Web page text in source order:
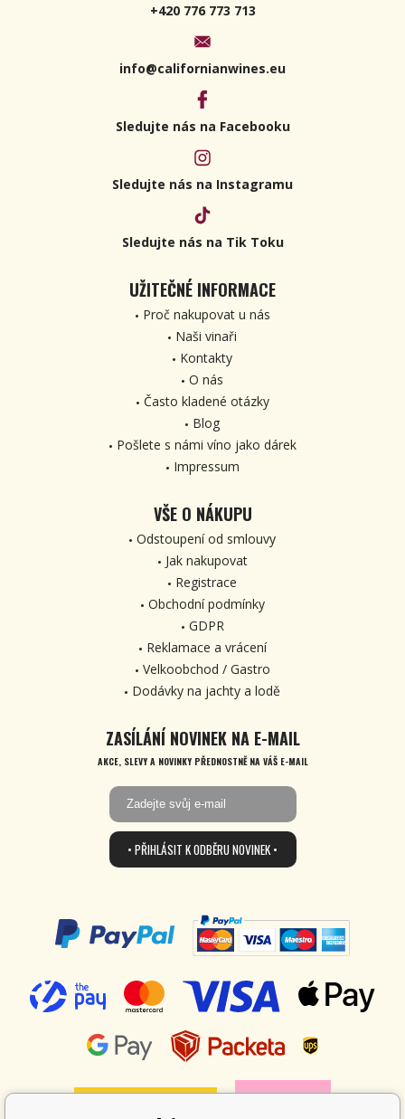
+420 776 773 713
info@californianwines.eu
Sledujte nás na Facebooku
Sledujte nás na Instagramu
Sledujte nás na Tik Toku
UŽITEČNÉ INFORMACE
Proč nakupovat u nás
Naši vinaři
Kontakty
O nás
Často kladené otázky
Blog
Pošlete s námi víno jako dárek
Impressum
VŠE O NÁKUPU
Odstoupení od smlouvy
Jak nakupovat
Registrace
Obchodní podmínky
GDPR
Reklamace a vrácení
Velkoobchod / Gastro
Dodávky na jachty a lodě
ZASÍLÁNÍ NOVINEK NA E-MAIL
AKCE, SLEVY A NOVINKY PŘEDNOSTNĚ NA VÁŠ E-MAIL
• PŘIHLÁSIT K ODBĚRU NOVINEK •